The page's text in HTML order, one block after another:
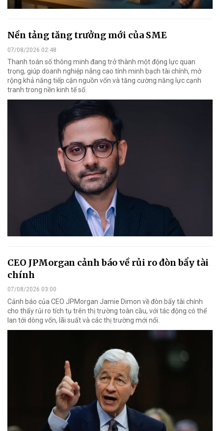
Nền tảng tăng trưởng mới của SME
07/08/2026 02:48
Thanh toán số thông minh đang trở thành một động lực quan
trọng, giúp doanh nghiệp nâng cao tính minh bạch tài chính, mở
rộng khả năng tiếp cận nguồn vốn và tăng cường năng lực cạnh
tranh trong nền kinh tế số.
CEO JPMorgan cảnh báo về rủi ro đòn bẩy tài
chính
07/08/2026 03:00
Cảnh báo của CEO JPMorgan Jamie Dimon về đòn bẩy tài chính
cho thấy rủi ro tích tụ trên thị trường toàn cầu, với tác động có thể
lan tới dòng vốn, lãi suất và các thị trường mới nổi.